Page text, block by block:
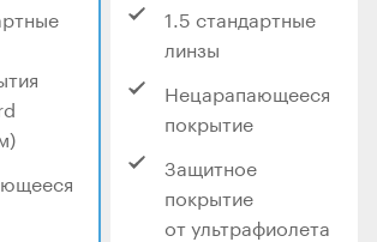
1.5 стандартные
линзы
Нецарапающееся
покрытие
Защитное
покрытие
от ультрафиолета